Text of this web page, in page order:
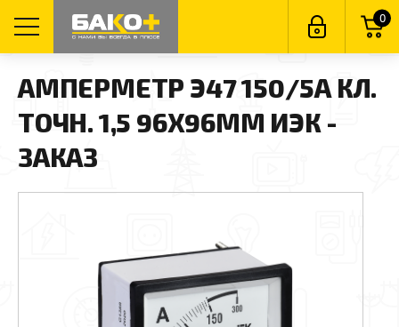
0
АМПЕРМЕТР Э47 150/5А КЛ.
ТОЧН. 1,5 96Х96ММ ИЭК -
ЗАКАЗ